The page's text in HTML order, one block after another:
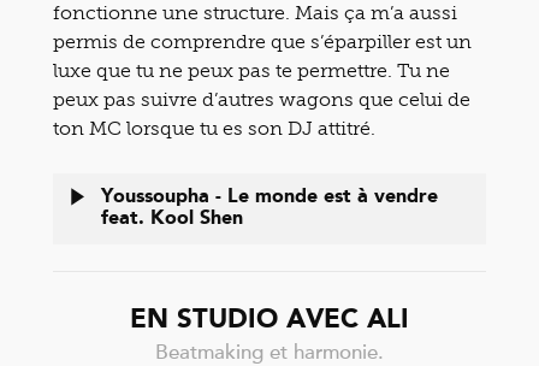
fonctionne une structure. Mais ça m’a aussi
permis de comprendre que s’éparpiller est un
luxe que tu ne peux pas te permettre. Tu ne
peux pas suivre d’autres wagons que celui de
ton MC lorsque tu es son DJ attitré.
Youssoupha - Le monde est à vendre
feat. Kool Shen
EN STUDIO AVEC ALI
Beatmaking et harmonie.